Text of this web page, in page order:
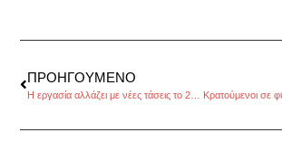
ΠΡΟΗΓΟΎΜΕΝΟ